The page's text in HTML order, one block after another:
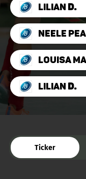
Lilian D.
Neele Pea
Louisa
Lilian D.
Ticker